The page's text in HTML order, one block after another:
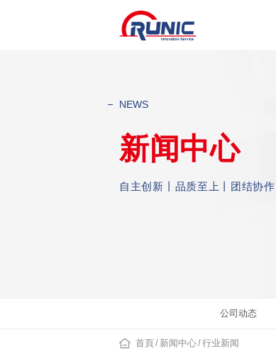
NEWS
新闻中心
自主创新丨品质至上丨团结协
公司动态
首頁 新闻中心 行业新闻